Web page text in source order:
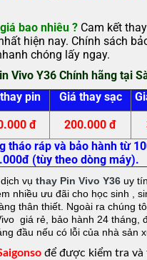
bao nhiêu ? Cam kết
hiện nay. Chính sách
chóng lấy ngay.
Vivo Y36 Chính hãng tại
pin Giá thay sạc
đ 200.000 đ
tháo ráp và bảo hành từ
(tùy theo dòng máy).
vụ thay Pin Vivo Y36 uy
nhiều ưu đãi cho học sinh ,
thân thiết. Ngoài ra chúng
giá rẻ, bảo hành 24 tháng,
đầu nếu có lỗi của nhà sản
để được kiểm tra và